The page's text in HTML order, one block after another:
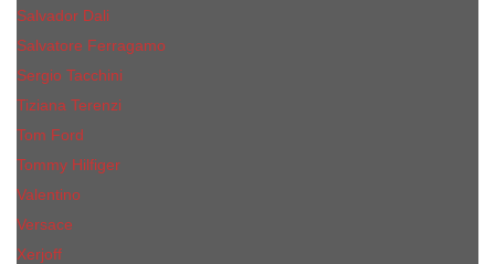
Salvador Dali
Salvatore Ferragamo
Sergio Tacchini
Tiziana Terenzi
Tom Ford
Tommy Hilfiger
Valentino
Versace
Xerjoff